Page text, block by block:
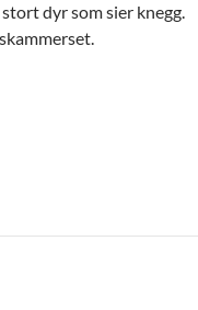
dyr som sier knegg.